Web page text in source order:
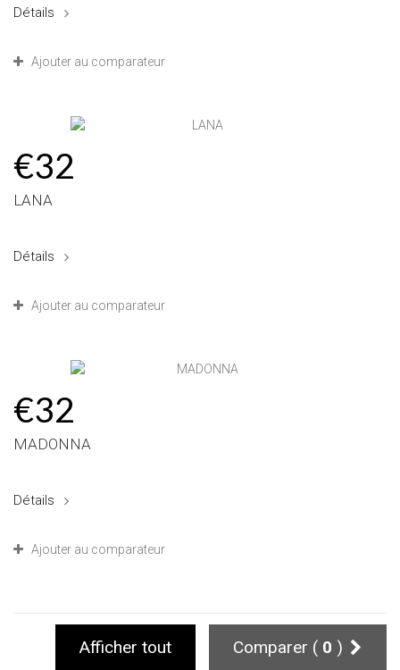
Détails
Ajouter au comparateur
€32
LANA
Détails
Ajouter au comparateur
€32
MADONNA
Détails
Ajouter au comparateur
Comparer ( 0 )
Afficher tout